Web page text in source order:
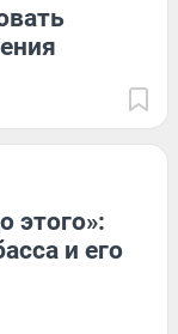
этого»:
и его